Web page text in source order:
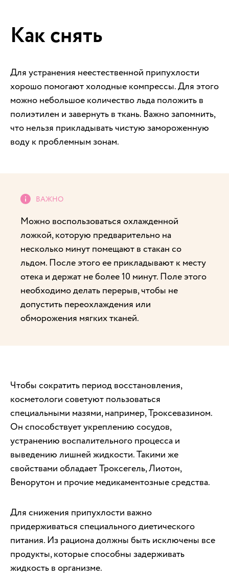
Как снять
Для устранения неестественной припухлости
хорошо помогают холодные компрессы. Для этого
можно небольшое количество льда положить в
полиэтилен и завернуть в ткань. Важно запомнить,
что нельзя прикладывать чистую замороженную
воду к проблемным зонам.
Можно воспользоваться охлажденной
ложкой, которую предварительно на
несколько минут помещают в стакан со
льдом. После этого ее прикладывают к месту
отека и держат не более 10 минут. Поле этого
необходимо делать перерыв, чтобы не
допустить переохлаждения или
обморожения мягких тканей.
Чтобы сократить период восстановления,
косметологи советуют пользоваться
специальными мазями, например, Троксевазином.
Он способствует укреплению сосудов,
устранению воспалительного процесса и
выведению лишней жидкости. Такими же
свойствами обладает Троксегель, Лиотон,
Венорутон и прочие медикаментозные средства.
Для снижения припухлости важно
придерживаться специального диетического
питания. Из рациона должны быть исключены все
продукты, которые способны задерживать
жидкость в организме.